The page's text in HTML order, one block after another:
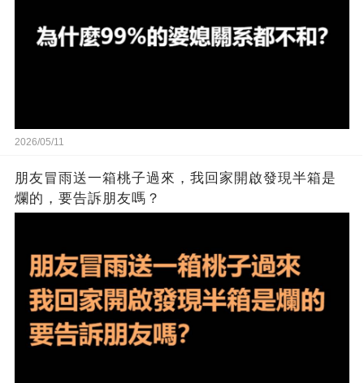
2026/05/11
朋友冒雨送一箱桃子過來，我回家開啟發現半箱是
爛的，要告訴朋友嗎？